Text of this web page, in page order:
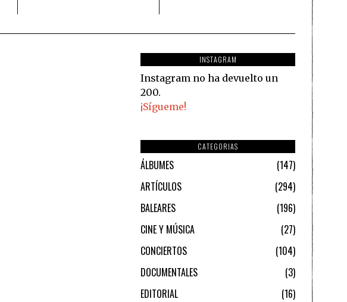
INSTAGRAM
Instagram no ha devuelto un
200.
¡Sígueme!
CATEGORIAS
ÁLBUMES
147
ARTÍCULOS
294
BALEARES
196
CINE Y MÚSICA
27
CONCIERTOS
104
DOCUMENTALES
3
EDITORIAL
16